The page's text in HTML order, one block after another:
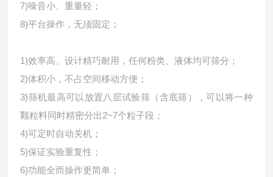
7)噪音小、重量轻；
8)平台操作，无须固定；
1)效率高、设计精巧耐用，任何粉类、液体均可筛分；
2)体积小，不占空间移动方便；
3)筛机最高可以放置八层试验筛（含底筛），可以将一种
颗粒料同时精密分出2~7个粒子段；
4)可定时自动关机；
5)保证实验重复性；
6)功能全而操作更简单；